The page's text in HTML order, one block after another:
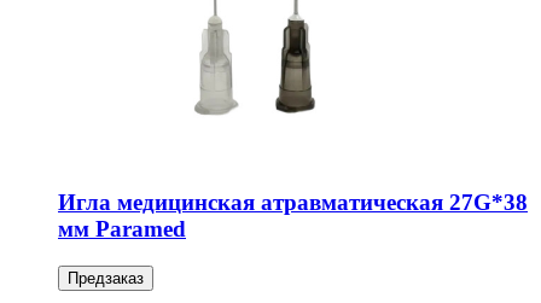
Игла медицинская атравматическая 27G*38
мм Paramed
Предзаказ